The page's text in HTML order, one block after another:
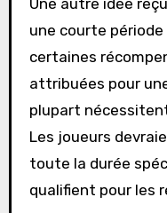
une courte
certaines
attribuées pour
plupart
Les joueurs
toute la durée
qualifient pour les